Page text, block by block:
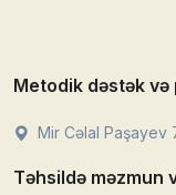
Metodik dəstək
Mir Cəlal Paşayev
Təhsildə məzmun